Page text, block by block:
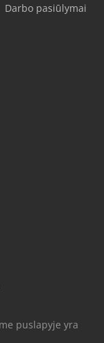
Darbo pasiūlymai
puslapyje yra